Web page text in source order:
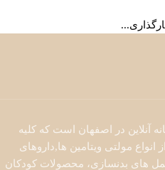
آنلاین در اصفهان است که کلیه
مولتی ویتامین ها,داروهای
های بدنسازی، محصولات کودکان